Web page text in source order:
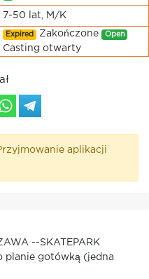
7-50 lat, M/K
Expired Zakończone Open
Casting otwarty
aplikacji
--SKATEPARK
planie gotówką (jedna